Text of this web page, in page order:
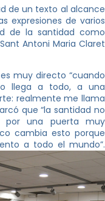
de un texto al alcance
expresiones de varios
de la santidad como
Antoni Maria Claret
muy directo “cuando
llega a todo, a una
realmente me llama
que “la santidad no
por una puerta muy
cambia esto porque
a todo el mundo”.